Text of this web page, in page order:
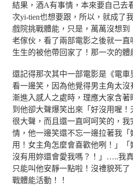
結果，酒A有事情，本來要自己去
次yi-tien也想要跟，所以，就成了
戲院挑戰體能，只是，萬萬沒想到
老傢伙，看了兩部電影之後就一直
生生的被他帶回家了！那一次的體
還記得那次其中一部電影是《電車
看一邊笑，因為他覺得男主角太沒
漸進入感人之處時，理應大家含著
到他卻大聲爆笑出來「好沒用喔！
很大聲，而且還一直呵呵笑的，我
情，他一邊笑還不忘一邊拉著我「
用！女主角怎麼會喜歡他咧！」「
沒有用妳還會愛我嗎？！」…..我
只能叫他安靜一點啦！沒禮貌死
戰體能活動！！